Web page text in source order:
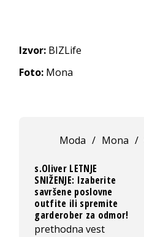
Izvor: BIZLife
Foto: Mona
Moda / Mona /
s.Oliver LETNJE
SNIŽENJE: Izaberite
savršene poslovne
outfite ili spremite
garderober za odmor!
prethodna vest